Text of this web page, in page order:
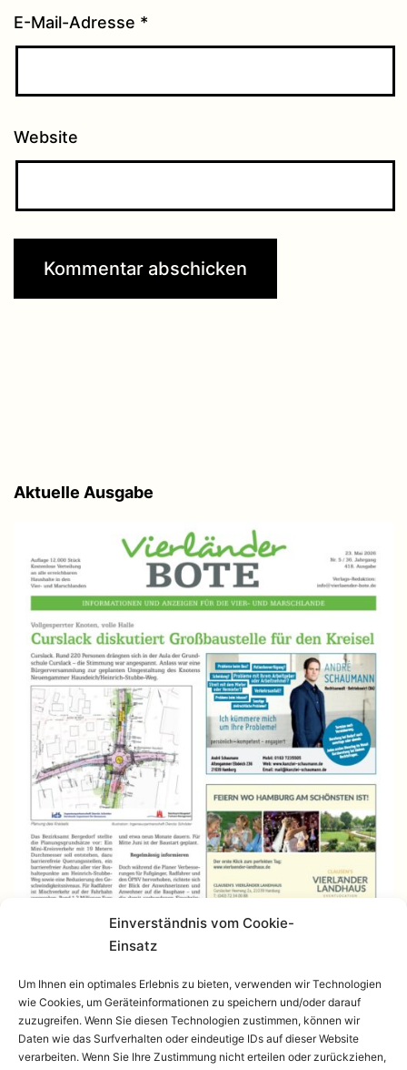
Einverständnis vom Cookie-
Einsatz
Um Ihnen ein optimales Erlebnis zu bieten, verwenden wir Technologien
wie Cookies, um Geräteinformationen zu speichern und/oder darauf
zuzugreifen. Wenn Sie diesen Technologien zustimmen, können wir
Daten wie das Surfverhalten oder eindeutige IDs auf dieser Website
verarbeiten. Wenn Sie Ihre Zustimmung nicht erteilen oder zurückziehen,
E-Mail-Adresse *
Website
Aktuelle Ausgabe